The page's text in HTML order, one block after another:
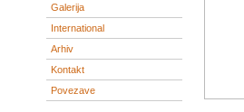
Galerija
International
Arhiv
Kontakt
Povezave